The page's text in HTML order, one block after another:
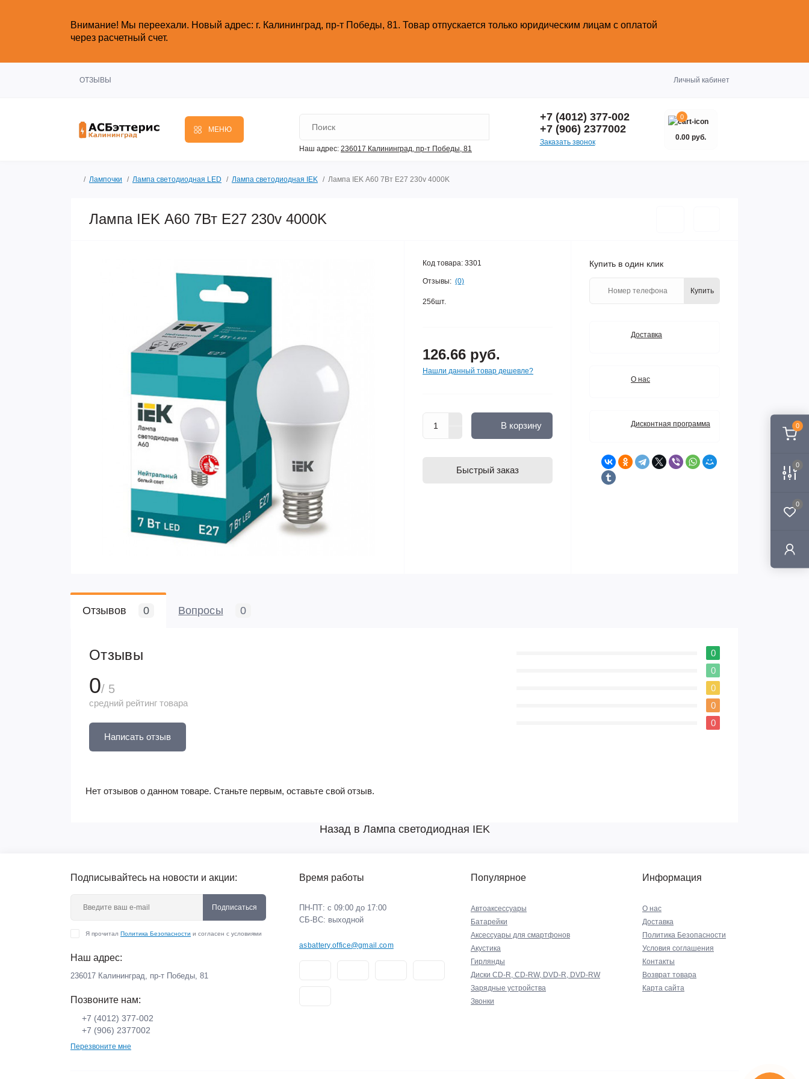
0
0
0
Внимание! Мы переехали. Новый адрес: г. Калининград, пр-т Победы, 81. Товар отпускается только юридическим лицам с оплатой
через расчетный счет.
ОТЗЫВЫ Личный кабинет
МЕНЮ
Наш адрес: 236017 Калининград,​ пр-т Победы, 81
+7 (4012) 377-002
+7 (906) 2377002
Заказать звонок
0
0.00 руб.
Лампочки Лампа светодиодная LED Лампа светодиодная IEK Лампа IEK А60 7Вт Е27 230v 4000K
Лампа IEK А60 7Вт Е27 230v 4000K
Код товара: 3301
Отзывы: (0)
256шт.
126.66 руб.
Нашли данный товар дешевле?
В корзину
Быстрый заказ
Купить в один клик
Купить
Доставка
О нас
Дисконтная программа
Отзывов 0 Вопросы 0
Отзывы
0/ 5
средний рейтинг товара
Написать отзыв
0
0
0
0
0
Нет отзывов о данном товаре. Станьте первым, оставьте свой отзыв.
Назад в Лампа светодиодная IEK
Подписывайтесь на новости и акции:
Подписаться
Я прочитал Политика Безопасности и согласен с условиями
Наш адрес:
236017 Калининград,​ пр-т Победы, 81
Позвоните нам:
+7 (4012) 377-002
+7 (906) 2377002
Перезвоните мне
Время работы
ПН-ПТ: с 09:00 до 17:00
СБ-ВС: выходной
asbattery.office@gmail.com
Популярное
Автоаксессуары
Батарейки
Аксессуары для смартфонов
Акустика
Гирлянды
Диски CD-R, CD-RW, DVD-R, DVD-RW
Зарядные устройства
Звонки
Информация
О нас
Доставка
Политика Безопасности
Условия соглашения
Контакты
Возврат товара
Карта сайта